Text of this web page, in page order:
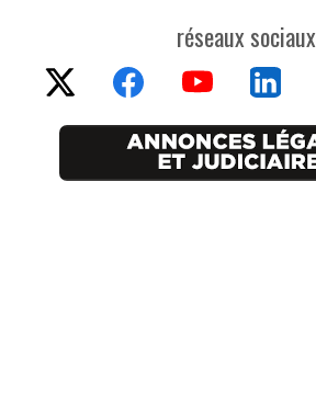
réseaux sociaux